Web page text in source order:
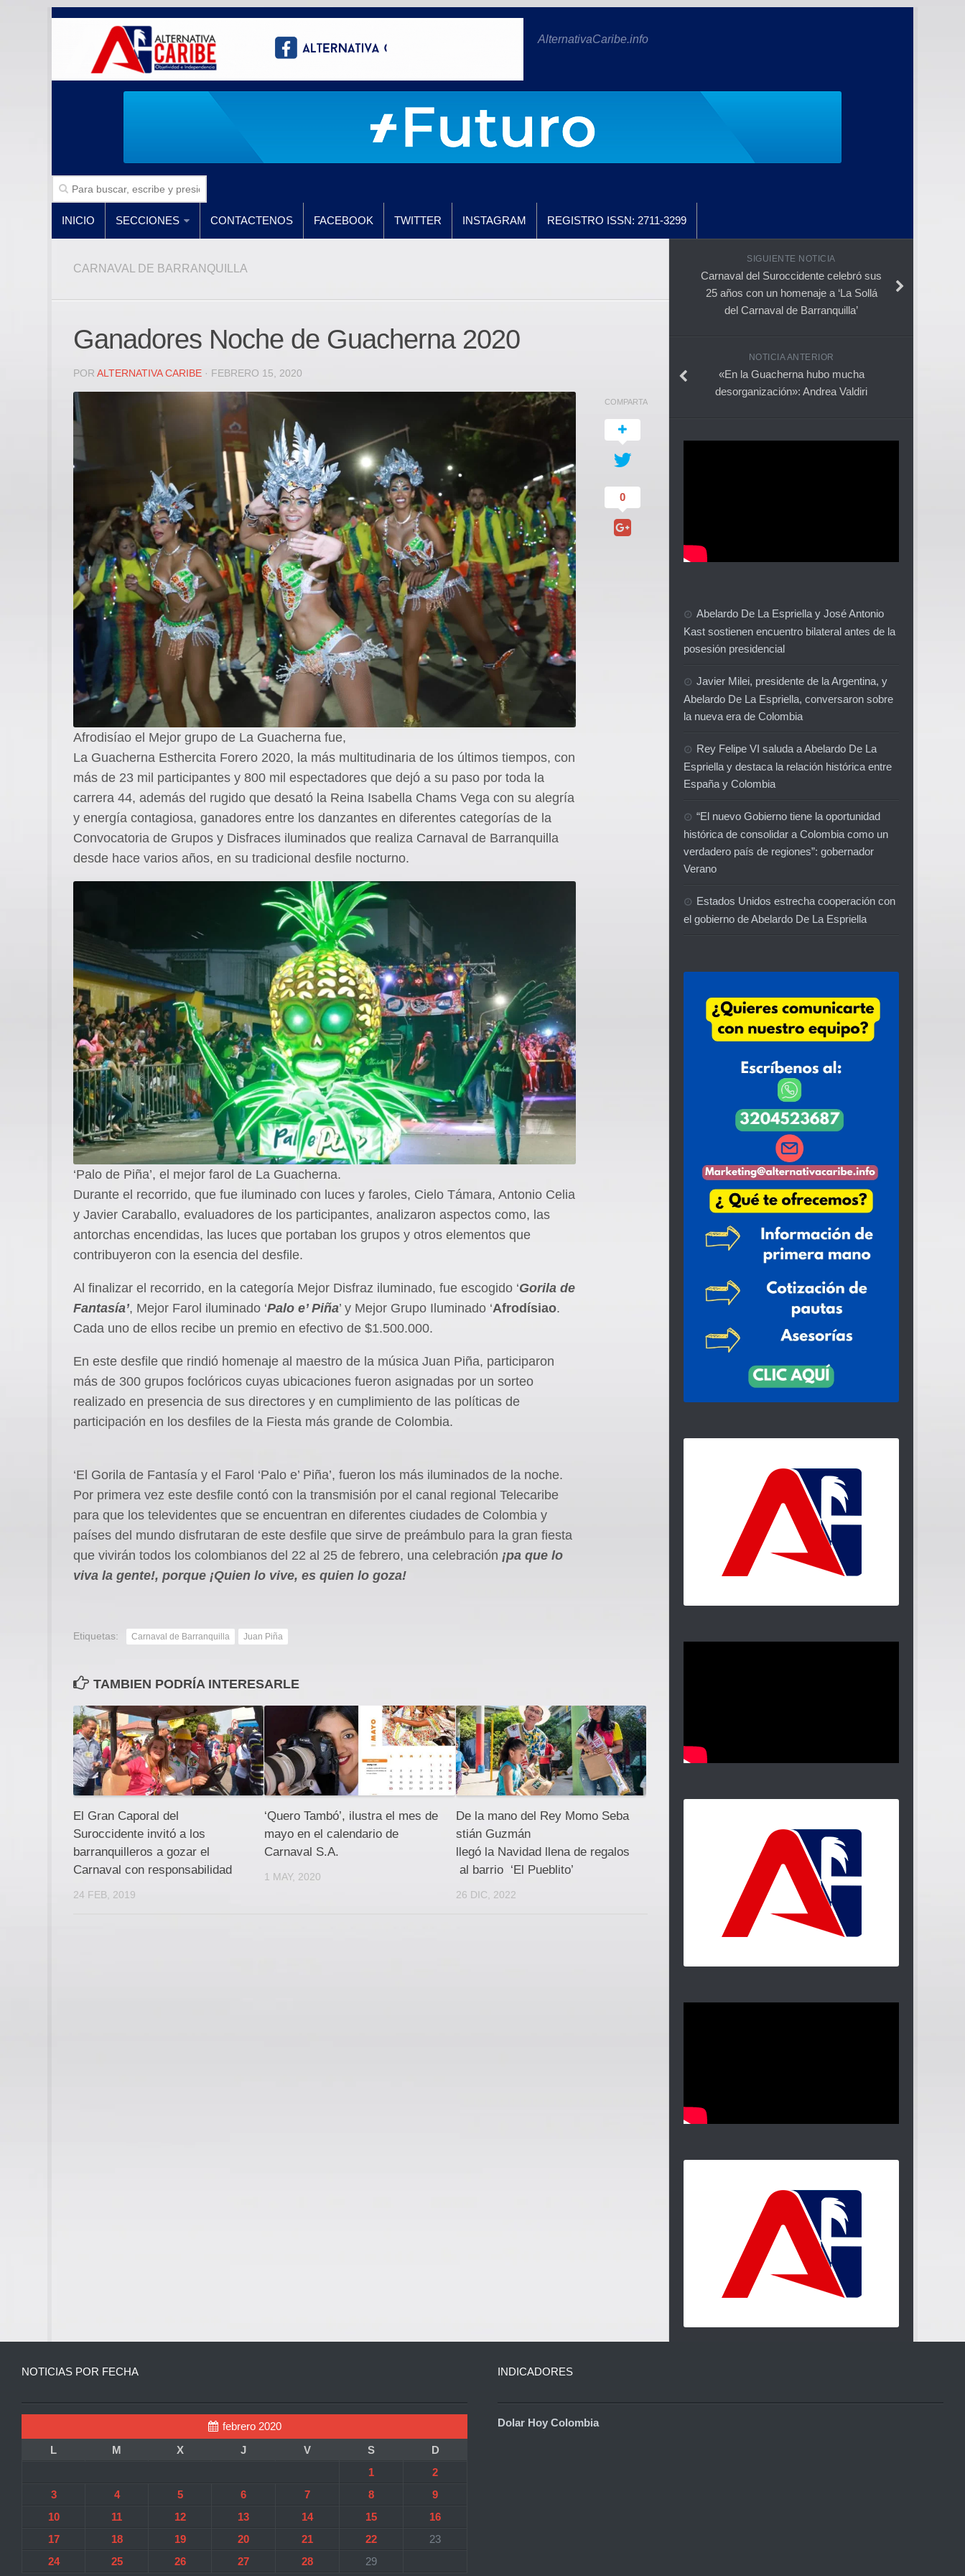
AlternativaCaribe.info
INICIO SECCIONES CONTACTENOS FACEBOOK TWITTER INSTAGRAM REGISTRO ISSN: 2711-3299
CARNAVAL DE BARRANQUILLA
Ganadores Noche de Guacherna 2020
POR ALTERNATIVA CARIBE · FEBRERO 15, 2020
Afrodisíao el Mejor grupo de La Guacherna fue,
La Guacherna Esthercita Forero 2020, la más multitudinaria de los últimos tiempos, con
más de 23 mil participantes y 800 mil espectadores que dejó a su paso por toda la
carrera 44, además del rugido que desató la Reina Isabella Chams Vega con su alegría
y energía contagiosa, ganadores entre los danzantes en diferentes categorías de la
Convocatoria de Grupos y Disfraces iluminados que realiza Carnaval de Barranquilla
desde hace varios años, en su tradicional desfile nocturno.
‘Palo de Piña’, el mejor farol de La Guacherna.
Durante el recorrido, que fue iluminado con luces y faroles, Cielo Támara, Antonio Celia
y Javier Caraballo, evaluadores de los participantes, analizaron aspectos como, las
antorchas encendidas, las luces que portaban los grupos y otros elementos que
contribuyeron con la esencia del desfile.
Al finalizar el recorrido, en la categoría Mejor Disfraz iluminado, fue escogido ‘Gorila de
Fantasía’, Mejor Farol iluminado ‘Palo e’ Piña’ y Mejor Grupo Iluminado ‘Afrodísiao.
Cada uno de ellos recibe un premio en efectivo de $1.500.000.
En este desfile que rindió homenaje al maestro de la música Juan Piña, participaron
más de 300 grupos foclóricos cuyas ubicaciones fueron asignadas por un sorteo
realizado en presencia de sus directores y en cumplimiento de las políticas de
participación en los desfiles de la Fiesta más grande de Colombia.
‘El Gorila de Fantasía y el Farol ‘Palo e’ Piña’, fueron los más iluminados de la noche.
Por primera vez este desfile contó con la transmisión por el canal regional Telecaribe
para que los televidentes que se encuentran en diferentes ciudades de Colombia y
países del mundo disfrutaran de este desfile que sirve de preámbulo para la gran fiesta
que vivirán todos los colombianos del 22 al 25 de febrero, una celebración ¡pa que lo
viva la gente!, porque ¡Quien lo vive, es quien lo goza!
COMPARTA
0
Etiquetas: Carnaval de Barranquilla Juan Piña
TAMBIEN PODRÍA INTERESARLE
El Gran Caporal del
Suroccidente invitó a los
barranquilleros a gozar el
Carnaval con responsabilidad
24 FEB, 2019
‘Quero Tambó’, ilustra el mes de
mayo en el calendario de
Carnaval S.A.
1 MAY, 2020
De la mano del Rey Momo Seba
stián Guzmán
llegó la Navidad llena de regalos
al barrio ‘El Pueblito’
26 DIC, 2022
SIGUIENTE NOTICIA
Carnaval del Suroccidente celebró sus
25 años con un homenaje a ‘La Sollá
del Carnaval de Barranquilla’
NOTICIA ANTERIOR
«En la Guacherna hubo mucha
desorganización»: Andrea Valdiri
Abelardo De La Espriella y José Antonio
Kast sostienen encuentro bilateral antes de la
posesión presidencial
Javier Milei, presidente de la Argentina, y
Abelardo De La Espriella, conversaron sobre
la nueva era de Colombia
Rey Felipe VI saluda a Abelardo De La
Espriella y destaca la relación histórica entre
España y Colombia
“El nuevo Gobierno tiene la oportunidad
histórica de consolidar a Colombia como un
verdadero país de regiones”: gobernador
Verano
Estados Unidos estrecha cooperación con
el gobierno de Abelardo De La Espriella
NOTICIAS POR FECHA
febrero 2020
L
M X J V S
D
1
2
3
4 5 6 7 8
9
10
11 12 13 14 15
16
17
18 19 20 21 22
23
24
25 26 27 28
29
INDICADORES
Dolar Hoy Colombia